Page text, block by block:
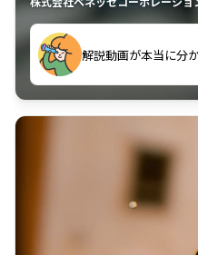
古文漢文を主に使わ
のに非常に役立ってい
解説動画が本当に分